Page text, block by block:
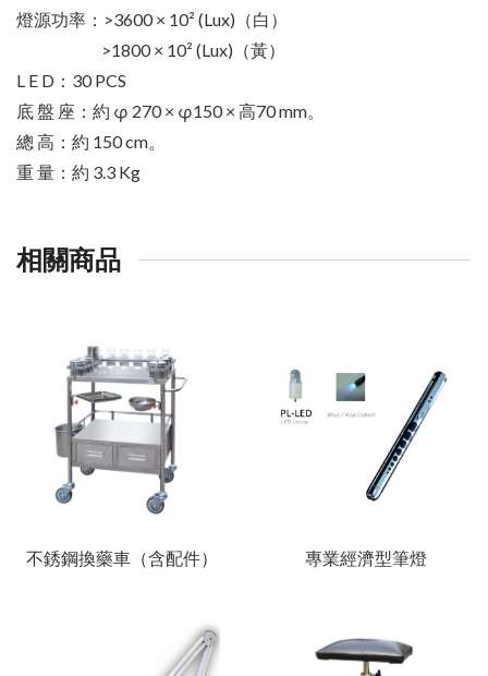
燈源功率：>3600 × 10² (Lux)（白）
>1800 × 10² (Lux)（黃）
L E D：30 PCS
底 盤 座：約 φ 270 × φ150 × 高70 mm。
總 高：約 150 cm。
重 量：約 3.3 Kg
相關商品
不銹鋼換藥車（含配件） 專業經濟型筆燈